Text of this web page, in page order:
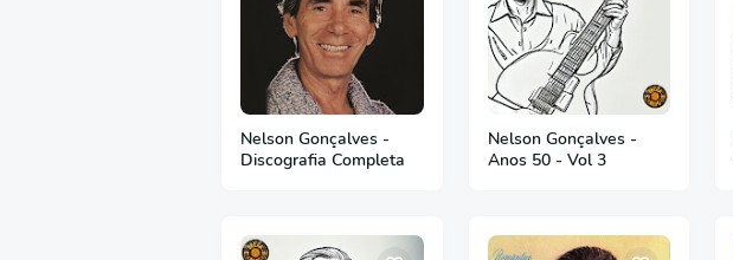
Nelson Gonçalves -
Discografia Completa
Nelson Gonçalves -
Anos 50 - Vol 3